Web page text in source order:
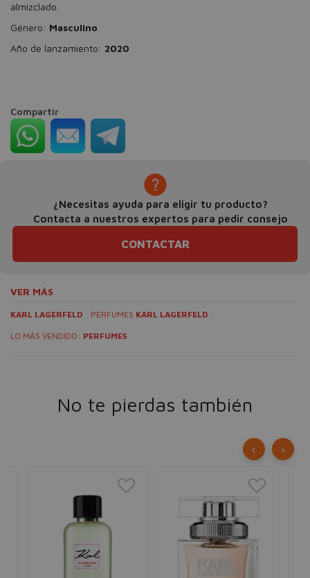
almizclado.
Género: Masculino
Año de lanzamiento: 2020
Compartir
¿Necesitas ayuda para eligir tu producto?
Contacta a nuestros expertos para pedir consejo
CONTACTAR
VER MÁS
KARL LAGERFELD PERFUMES KARL LAGERFELD
LO MÁS VENDIDO: PERFUMES
No te pierdas también
‹ ›